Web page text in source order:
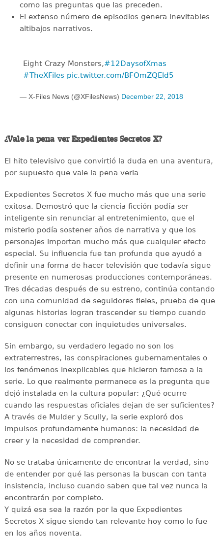
como las preguntas que las preceden.
El extenso número de episodios genera inevitables
altibajos narrativos.
Eight Crazy Monsters,#12DaysofXmas
#TheXFiles pic.twitter.com/BFOmZQEld5
— X-Files News (@XFilesNews) December 22, 2018
¿Vale la pena ver Expedientes Secretos X?
El hito televisivo que convirtió la duda en una aventura,
por supuesto que vale la pena verla
Expedientes Secretos X fue mucho más que una serie
exitosa. Demostró que la ciencia ficción podía ser
inteligente sin renunciar al entretenimiento, que el
misterio podía sostener años de narrativa y que los
personajes importan mucho más que cualquier efecto
especial. Su influencia fue tan profunda que ayudó a
definir una forma de hacer televisión que todavía sigue
presente en numerosas producciones contemporáneas.
Tres décadas después de su estreno, continúa contando
con una comunidad de seguidores fieles, prueba de que
algunas historias logran trascender su tiempo cuando
consiguen conectar con inquietudes universales.
Sin embargo, su verdadero legado no son los
extraterrestres, las conspiraciones gubernamentales o
los fenómenos inexplicables que hicieron famosa a la
serie. Lo que realmente permanece es la pregunta que
dejó instalada en la cultura popular: ¿Qué ocurre
cuando las respuestas oficiales dejan de ser suficientes?
A través de Mulder y Scully, la serie exploró dos
impulsos profundamente humanos: la necesidad de
creer y la necesidad de comprender.
No se trataba únicamente de encontrar la verdad, sino
de entender por qué las personas la buscan con tanta
insistencia, incluso cuando saben que tal vez nunca la
encontrarán por completo.
Y quizá esa sea la razón por la que Expedientes
Secretos X sigue siendo tan relevante hoy como lo fue
en los años noventa.